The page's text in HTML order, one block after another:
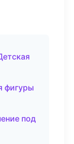
фигуры
под